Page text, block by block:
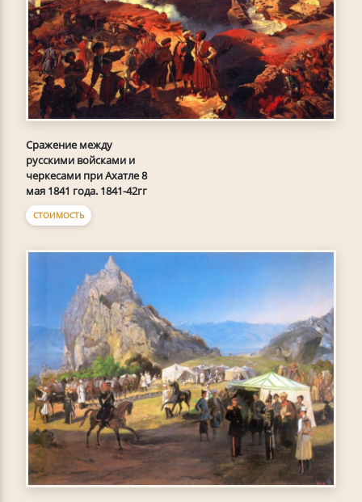
Сражение между
русскими войсками и
черкесами при Ахатле 8
мая 1841 года. 1841-42гг
СТОИМОСТЬ